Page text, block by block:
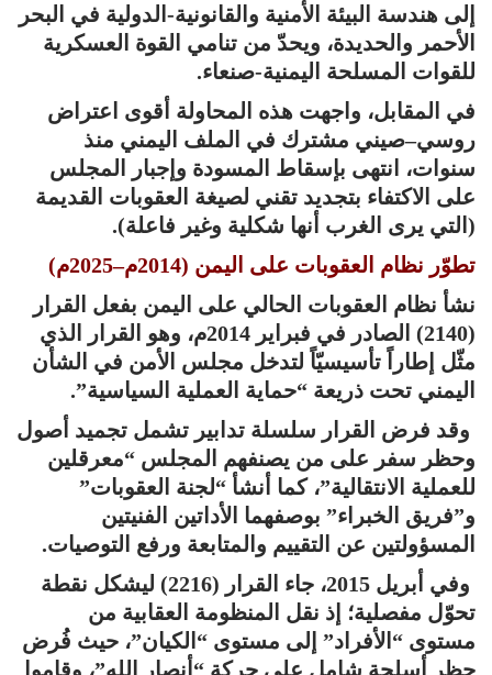
إلى هندسة البيئة الأمنية والقانونية-الدولية في البحر
الأحمر والحديدة، ويحدّ من تنامي القوة العسكرية
للقوات المسلحة اليمنية-صنعاء.
في المقابل، واجهت هذه المحاولة أقوى اعتراض
روسي–صيني مشترك في الملف اليمني منذ
سنوات، انتهى بإسقاط المسودة وإجبار المجلس
على الاكتفاء بتجديد تقني لصيغة العقوبات القديمة
(التي يرى الغرب أنها شكلية وغير فاعلة).
تطوّر نظام العقوبات على اليمن (2014م–2025م)
نشأ نظام العقوبات الحالي على اليمن بفعل القرار
(2140) الصادر في فبراير 2014م، وهو القرار الذي
مثّل إطاراً تأسيسيّاً لتدخل مجلس الأمن في الشأن
اليمني تحت ذريعة “حماية العملية السياسية”.
وقد فرض القرار سلسلة تدابير تشمل تجميد أصول
وحظر سفر على من يصنفهم المجلس “معرقلين
للعملية الانتقالية”، كما أنشأ “لجنة العقوبات”
و”فريق الخبراء” بوصفهما الأداتين الفنيتين
المسؤولتين عن التقييم والمتابعة ورفع التوصيات.
وفي أبريل 2015، جاء القرار (2216) ليشكل نقطة
تحوّل مفصلية؛ إذ نقل المنظومة العقابية من
مستوى “الأفراد” إلى مستوى “الكيان”، حيث فُرض
حظر أسلحة شامل على حركة “أنصار الله”، وقاموا